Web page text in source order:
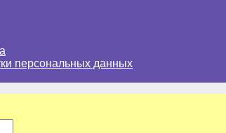
персональных данных